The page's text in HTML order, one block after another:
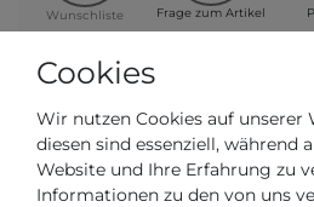
Wunschliste Frage zum Artikel
Leider ist der Artikel aktuell
weitere Informationen
unser Formular verwenden.
IN DEN
Cookies
Wir nutzen Cookies auf unserer
diesen sind essenziell, während
Website und Ihre Erfahrung zu
Informationen zu den von uns